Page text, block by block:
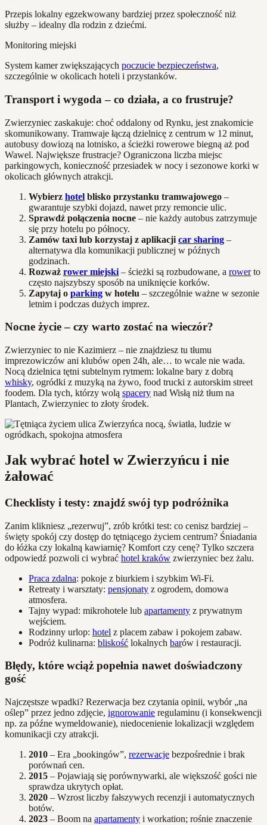
Przepis lokalny egzekwowany bardziej przez społeczność niż
służby – idealny dla rodzin z dziećmi.
Monitoring miejski
System kamer zwiększających poczucie bezpieczeństwa,
szczególnie w okolicach hoteli i przystanków.
Transport i wygoda – co działa, a co frustruje?
Zwierzyniec zaskakuje: choć oddalony od Rynku, jest znakomicie
skomunikowany. Tramwaje łączą dzielnicę z centrum w 12 minut,
autobusy dowiozą na lotnisko, a ścieżki rowerowe biegną aż pod
Wawel. Największe frustracje? Ograniczona liczba miejsc
parkingowych, konieczność przesiadek w nocy i sezonowe korki w
okolicach głównych atrakcji.
Wybierz hotel blisko przystanku tramwajowego –
gwarantuje szybki dojazd, nawet przy remoncie ulic.
Sprawdź połączenia nocne – nie każdy autobus zatrzymuje
się przy hotelu po północy.
Zamów taxi lub korzystaj z aplikacji car sharing –
alternatywa dla komunikacji publicznej w późnych
godzinach.
Rozważ rower miejski – ścieżki są rozbudowane, a rowerto
często najszybszy sposób na uniknięcie korków.
Zapytaj o parking w hotelu – szczególnie ważne w sezonie
letnim i podczas dużych imprez.
Nocne życie – czy warto zostać na wieczór?
Zwierzyniec to nie Kazimierz – nie znajdziesz tu tłumu
imprezowiczów ani klubów open 24h, ale… to wcale nie wada.
Nocą dzielnica tętni subtelnym rytmem: lokalne bary z dobrą
whisky, ogródki z muzyką na żywo, food trucki z autorskim street
foodem. Dla tych, którzy wolą spacery nad Wisłą niż tłum na
Plantach, Zwierzyniec to złoty środek.
Jak wybrać hotel w Zwierzyńcu i nie
żałować
Checklisty i testy: znajdź swój typ podróżnika
Zanim klikniesz „rezerwuj”, zrób krótki test: co cenisz bardziej –
święty spokój czy dostęp do tętniącego życiem centrum? Śniadania
do łóżka czy lokalną kawiarnię? Komfort czy cenę? Tylko szczera
odpowiedź pozwoli ci wybrać hotel kraków zwierzyniec bez żalu.
Praca zdalna: pokoje z biurkiem i szybkim Wi-Fi.
Retreaty i warsztaty: pensjonaty z ogrodem, domowa
atmosfera.
Tajny wypad: mikrohotele lub apartamenty z prywatnym
wejściem.
Rodzinny urlop: hotel z placem zabaw i pokojem zabaw.
Podróż kulinarna: bliskość lokalnych barów i restauracji.
Błędy, które wciąż popełnia nawet doświadczony
gość
Najczęstsze wpadki? Rezerwacja bez czytania opinii, wybór „na
oślep” przez jedno zdjęcie, ignorowanie regulaminu (i konsekwencji
np. za późne wymeldowanie), niedocenienie lokalizacji względem
komunikacji czy atrakcji.
2010 – Era „bookingów”, rezerwacje bezpośrednie i brak
porównań cen.
2015 – Pojawiają się porównywarki, ale większość gości nie
sprawdza ukrytych opłat.
2020 – Wzrost liczby fałszywych recenzji i automatycznych
botów.
2023 – Boom na apartamenty i workation; rośnie znaczenie